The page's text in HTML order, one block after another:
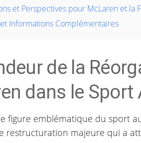
et Perspectives pour McLaren et la
Informations Complémentaires
de la
dans le
figure emblématique du sport
restructuration majeure qui a